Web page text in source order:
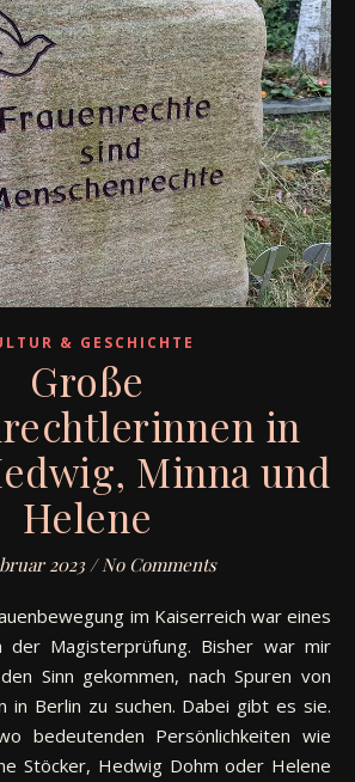
& GESCHICHTE
Große
in
Minna und
Helene
2023 / No Comments
der Magisterprüfung. Bisher war mir
Sinn gekommen, nach Spuren von
in Berlin zu suchen. Dabei gibt es sie.
bedeutenden Persönlichkeiten wie
Stöcker, Hedwig Dohm oder Helene